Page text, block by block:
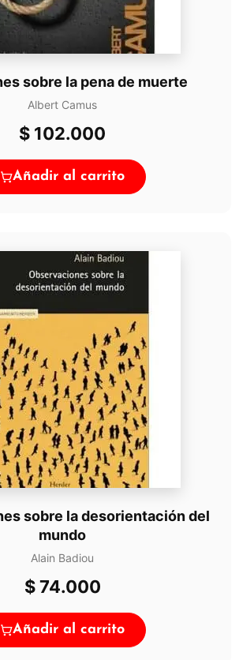
sobre la pena de muerte
Albert Camus
$ 102.000
Añadir al carrito
sobre la desorientación del
mundo
Alain Badiou
$74.000
Añadir al carrito